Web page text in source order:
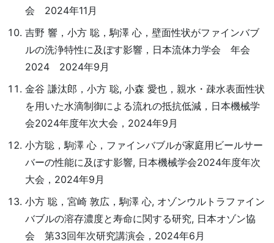
会 2024年11月
吉野 響，小方 聡，駒澤 心，壁面性状がファインバブ
ルの洗浄特性に及ぼす影響，日本流体力学会 年会
2024 2024年9月
金谷 謙汰郎，小方 聡, 小森 愛也，親水・疎水表面性状
を用いた水滴制御による流れの抵抗低減，日本機械学
会2024年度年次大会，2024年9月
小方聡，駒澤 心，ファインバブルが家庭用ビールサー
バーの性能に及ぼす影響, 日本機械学会2024年度年次
大会，2024年9月
小方 聡，宮崎 敦広，駒澤 心, オゾンウルトラファイン
バブルの溶存濃度と寿命に関する研究, 日本オゾン協
会 第33回年次研究講演会，2024年6月